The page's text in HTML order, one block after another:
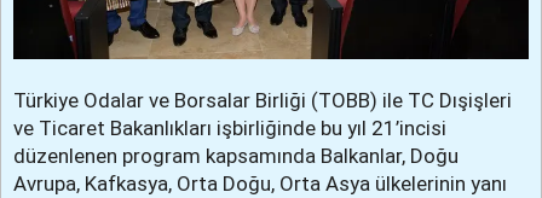
Türkiye Odalar ve Borsalar Birliği (TOBB) ile TC Dışişleri
ve Ticaret Bakanlıkları işbirliğinde bu yıl 21’incisi
düzenlenen program kapsamında Balkanlar, Doğu
Avrupa, Kafkasya, Orta Doğu, Orta Asya ülkelerinin yanı